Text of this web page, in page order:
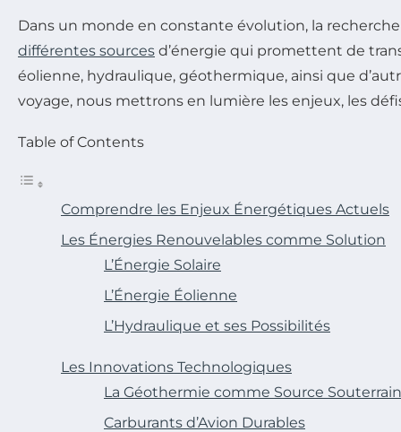
Dans un monde en constante évolution, la
différentes sources d’énergie qui promettent de
éolienne, hydraulique, géothermique, ainsi que
voyage, nous mettrons en lumière les enjeux, les
Table of Contents
Comprendre les Enjeux Énergétiques Actuels
Les Énergies Renouvelables comme Solution
L’Énergie Solaire
L’Énergie Éolienne
L’Hydraulique et ses Possibilités
Les Innovations Technologiques
La Géothermie comme Source
Carburants d’Avion Durables